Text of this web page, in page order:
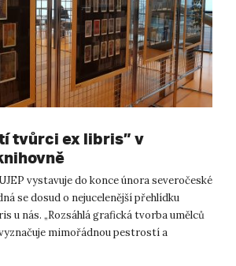
tvůrci ex libris” v
vystavuje do konce února severočeské
se dosud o nejucelenější přehlídku
u nás. „Rozsáhlá grafická tvorba umělců
mimořádnou pestrostí a